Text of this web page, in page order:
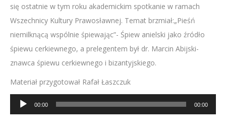
się ostatnie w tym roku akademickim spotkanie w ramach
Wszechnicy Kultury Prawosławnej. Temat brzmiał:„Pieśń
niemilknącą wspólnie śpiewając”- Śpiew anielski jako źródło
śpiewu cerkiewnego, a prelegentem był dr. Marcin Abijski-
znawca śpiewu cerkiewnego i bizantyjskiego.
Materiał przygotował Rafał Łaszczuk
Odtwarzacz
plików
00:00 00:00